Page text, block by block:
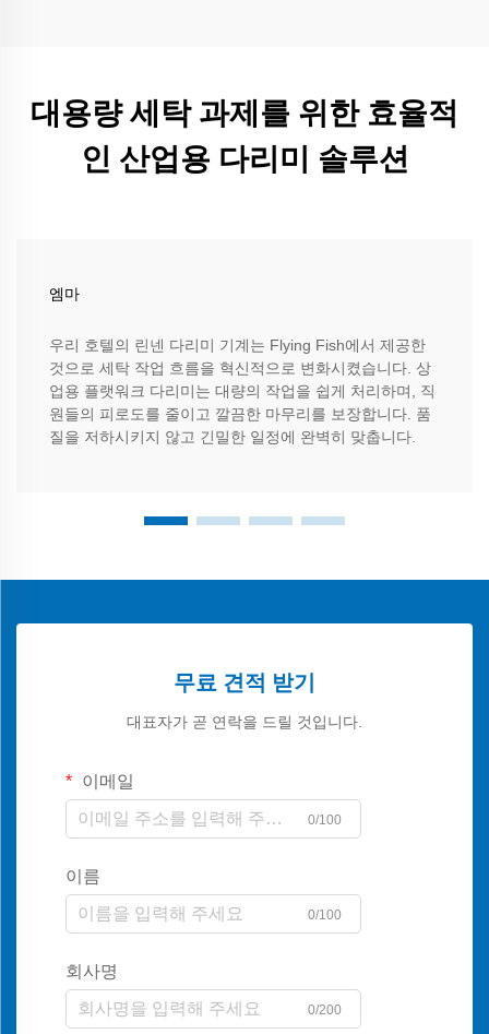
대용량 세탁 과제를 위한 효율적
인 산업용 다리미 솔루션
엠마
우리 호텔의 린넨 다리미 기계는 Flying Fish에서 제공한
것으로 세탁 작업 흐름을 혁신적으로 변화시켰습니다. 상
업용 플랫워크 다리미는 대량의 작업을 쉽게 처리하며, 직
원들의 피로도를 줄이고 깔끔한 마무리를 보장합니다. 품
질을 저하시키지 않고 긴밀한 일정에 완벽히 맞춥니다.
무료 견적 받기
대표자가 곧 연락을 드릴 것입니다.
이메일
0/100
이름
0/100
회사명
0/200